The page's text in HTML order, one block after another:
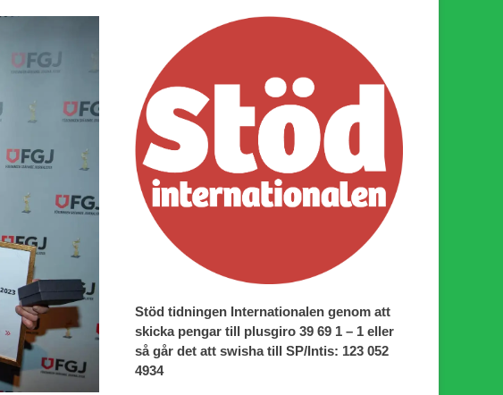
Stöd tidningen Internationalen genom att
skicka pengar till plusgiro 39 69 1 – 1 eller
så går det att swisha till SP/Intis: 123 052
4934